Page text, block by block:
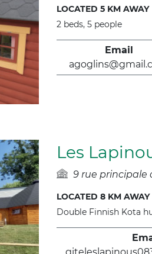
LOCATED 5 KM AWAY
2 beds, 5 people
Email
Les
9 rue principale
LOCATED 8 KM AWAY
Double Finnish Kota